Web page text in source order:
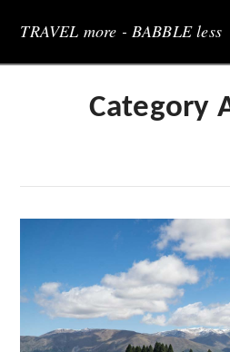
TRAVEL more - BABBLE less
Category